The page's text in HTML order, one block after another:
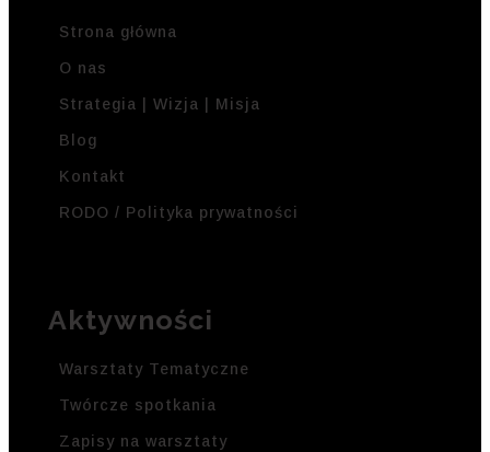
Strona główna
O nas
Strategia | Wizja | Misja
Blog
Kontakt
RODO / Polityka prywatności
Aktywności
Warsztaty Tematyczne
Twórcze spotkania
Zapisy na warsztaty